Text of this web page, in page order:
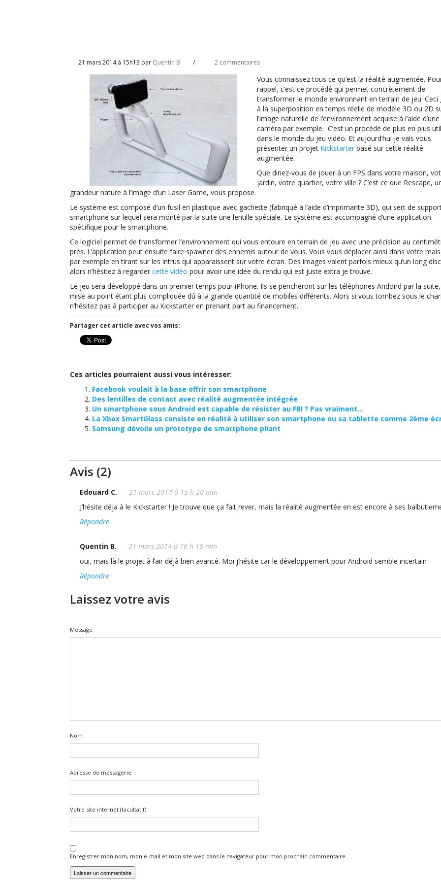
21 mars 2014 à 15h13 par Quentin B. / 2 commentaires
Vous connaissez tous ce qu’est la réalité augmentée.
rappel, c’est ce procédé qui permet concrètement de
transformer le monde environnant en terrain de jeu. Ceci
à la superposition en temps réelle de modèle 3D ou 2D
l’image naturelle de l’environnement acquise à l’aide d’une
caméra par exemple. C’est un procédé de plus en plus
dans le monde du jeu vidéo. Et aujourd’hui je vais vous
présenter un projet Kickstarter basé sur cette réalité
augmentée.
Que diriez-vous de jouer à un FPS dans votre maison,
jardin, votre quartier, votre ville ? C’est ce que Rescape,
grandeur nature à l’image d’un Laser Game, vous propose.
Le système est composé d’un fusil en plastique avec gachette (fabriqué à l’aide d’imprimante 3D), qui sert de
smartphone sur lequel sera monté par la suite une lentille spéciale. Le système est accompagné d’une application
spécifique pour le smartphone.
Ce logiciel permet de transformer l’environnement qui vous entoure en terrain de jeu avec une précision au
près. L’application peut ensuite faire spawner des ennemis autour de vous. Vous vous déplacer ainsi dans votre
par exemple en tirant sur les intrus qui apparaissent sur votre écran. Des images valent parfois mieux qu’un long
alors n’hésitez à regarder cette vidéo pour avoir une idée du rendu qui est juste extra je trouve.
Le jeu sera développé dans un premier temps pour iPhone. Ils se pencheront sur les téléphones Andoird par la
mise au point étant plus compliquée dû à la grande quantité de mobiles différents. Alors si vous tombez sous le
n’hésitez pas à participer au Kickstarter en prenant part au financement.
Partager cet article avec vos amis:
Ces articles pourraient aussi vous intéresser:
Facebook voulait à la base offrir son smartphone
Des lentilles de contact avec réalité augmentée intégrée
Un smartphone sous Android est capable de résister au FBI ? Pas vraiment…
La Xbox SmartGlass consiste en réalité à utiliser son smartphone ou sa tablette comme 2ème
Samsung dévoile un prototype de smartphone pliant
Avis (2)
Edouard C.
21 mars 2014 à 15 h 20 min
J’hésite déja à le Kickstarter ! Je trouve que ça fait rever, mais la réalité augmentée en est encore à ses
Répondre
Quentin B.
21 mars 2014 à 16 h 16 min
oui, mais là le projet à l’air déjà bien avancé. Moi j’hésite car le développement pour Android semble incertain
Répondre
Laissez votre avis
Message
Nom
Adresse de messagerie
Votre site internet (facultatif)
Enregistrer mon nom, mon e-mail et mon site web dans le navigateur pour mon prochain commentaire.